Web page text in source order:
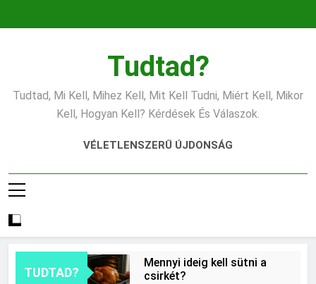
Tudtad?
Tudtad, Mi Kell, Mihez Kell, Mit Kell Tudni, Miért Kell, Mikor
Kell, Hogyan Kell? Kérdések És Válaszok.
VÉLETLENSZERŰ ÚJDONSÁG
TUDTAD?
Mennyi ideig kell sütni a
csirkét?